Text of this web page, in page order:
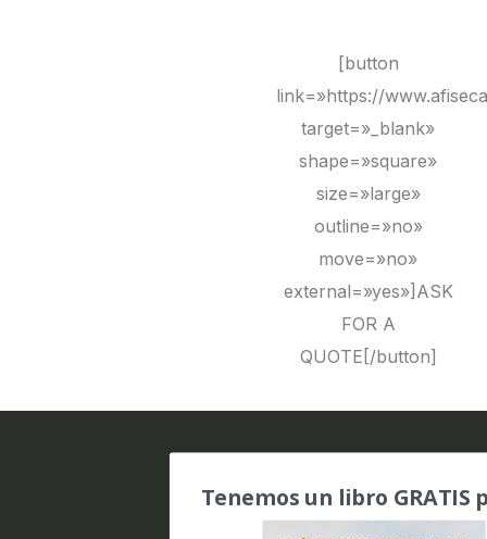
[button
link=»https://
target=»_blank»
shape=»square»
size=»large»
outline=»no»
move=»no»
external=»yes»]ASK
FOR A
QUOTE[/button]
Tenemos un libro GRATIS